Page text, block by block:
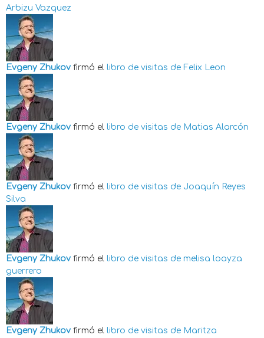
Arbizu Vazquez
Evgeny Zhukov firmó el libro de visitas de Felix Leon
Evgeny Zhukov firmó el libro de visitas de Matias Alarcón
Evgeny Zhukov firmó el libro de visitas de Joaquín Reyes
Silva
Evgeny Zhukov firmó el libro de visitas de melisa loayza
guerrero
Evgeny Zhukov firmó el libro de visitas de Maritza